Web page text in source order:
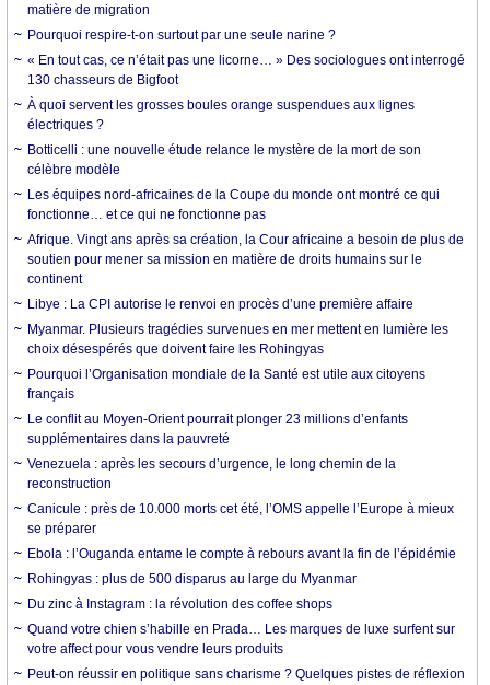
matière de migration
Pourquoi respire-t-on surtout par une seule narine ?
« En tout cas, ce n’était pas une licorne… » Des sociologues ont interrogé
130 chasseurs de Bigfoot
À quoi servent les grosses boules orange suspendues aux lignes
électriques ?
Botticelli : une nouvelle étude relance le mystère de la mort de son
célèbre modèle
Les équipes nord-africaines de la Coupe du monde ont montré ce qui
fonctionne… et ce qui ne fonctionne pas
Afrique. Vingt ans après sa création, la Cour africaine a besoin de plus de
soutien pour mener sa mission en matière de droits humains sur le
continent
Libye : La CPI autorise le renvoi en procès d’une première affaire
Myanmar. Plusieurs tragédies survenues en mer mettent en lumière les
choix désespérés que doivent faire les Rohingyas
Pourquoi l’Organisation mondiale de la Santé est utile aux citoyens
français
Le conflit au Moyen-Orient pourrait plonger 23 millions d’enfants
supplémentaires dans la pauvreté
Venezuela : après les secours d’urgence, le long chemin de la
reconstruction
Canicule : près de 10.000 morts cet été, l’OMS appelle l’Europe à mieux
se préparer
Ebola : l’Ouganda entame le compte à rebours avant la fin de l’épidémie
Rohingyas : plus de 500 disparus au large du Myanmar
Du zinc à Instagram : la révolution des coffee shops
Quand votre chien s’habille en Prada… Les marques de luxe surfent sur
votre affect pour vous vendre leurs produits
Peut-on réussir en politique sans charisme ? Quelques pistes de réflexion